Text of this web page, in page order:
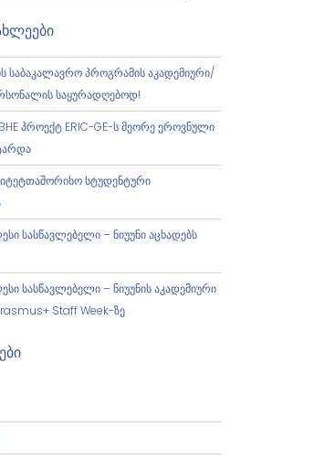
საბაკალავრო პროგრამის აკადემიური/
საყურადღებოდ!
პროექტ ERIC-GE-ს მეორე ეროვნული
სტუდენტური
სასწავლებელი – ნიუუნი აცხადებს
სასწავლებელი – ნიუუნის აკადემიური
Staff Week-ზე